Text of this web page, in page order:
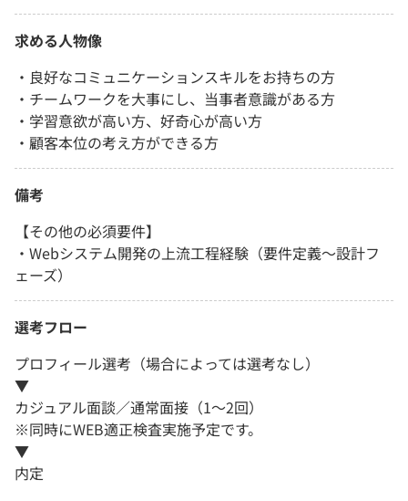
求める人物像
・良好なコミュニケーションスキルをお持ちの方
・チームワークを大事にし、当事者意識がある方
・学習意欲が高い方、好奇心が高い方
・顧客本位の考え方ができる方
備考
【その他の必須要件】
・Webシステム開発の上流工程経験（要件定義～設計フ
ェーズ）
選考フロー
プロフィール選考（場合によっては選考なし）
▼
カジュアル面談／通常面接（1～2回）
※同時にWEB適正検査実施予定です。
▼
内定